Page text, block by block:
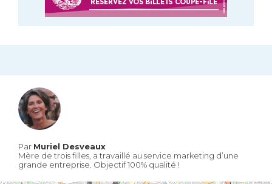
Par Muriel Desveaux
Mère de trois filles, a travaillé au service marketing d’une
grande entreprise. Objectif 100% qualité !